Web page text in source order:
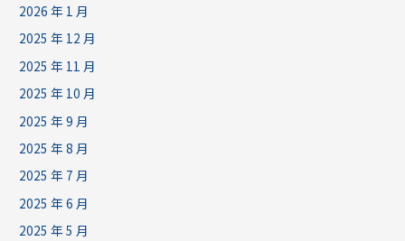
2026 年 1 月
2025 年 12 月
2025 年 11 月
2025 年 10 月
2025 年 9 月
2025 年 8 月
2025 年 7 月
2025 年 6 月
2025 年 5 月